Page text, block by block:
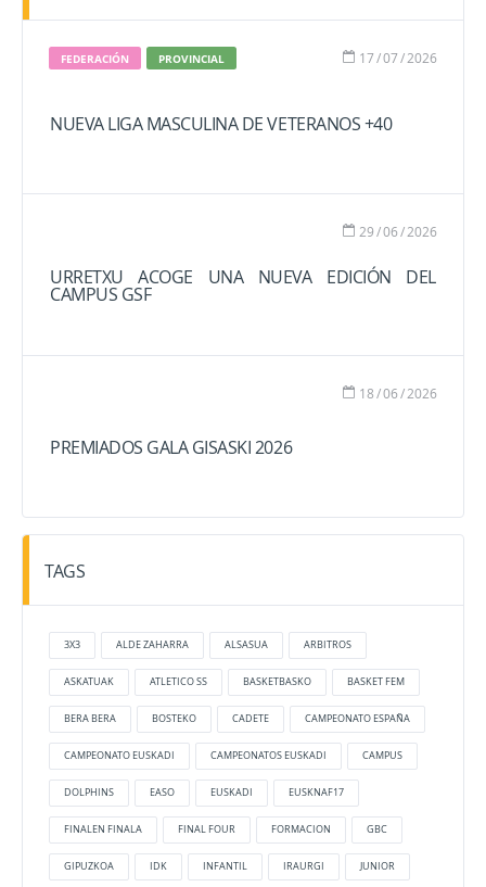
FEDERACIÓN PROVINCIAL 17/07/2026
NUEVA LIGA MASCULINA DE VETERANOS +40
29/06/2026
URRETXU ACOGE UNA NUEVA EDICIÓN DEL
CAMPUS GSF
18/06/2026
PREMIADOS GALA GISASKI 2026
TAGS
3X3 ALDE ZAHARRA ALSASUA ARBITROS
ASKATUAK ATLETICO SS BASKETBASKO BASKET FEM
BERA BERA BOSTEKO CADETE CAMPEONATO ESPAÑA
CAMPEONATO EUSKADI CAMPEONATOS EUSKADI CAMPUS
DOLPHINS EASO EUSKADI EUSKNAF17
FINALEN FINALA FINAL FOUR FORMACION GBC
GIPUZKOA IDK INFANTIL IRAURGI JUNIOR